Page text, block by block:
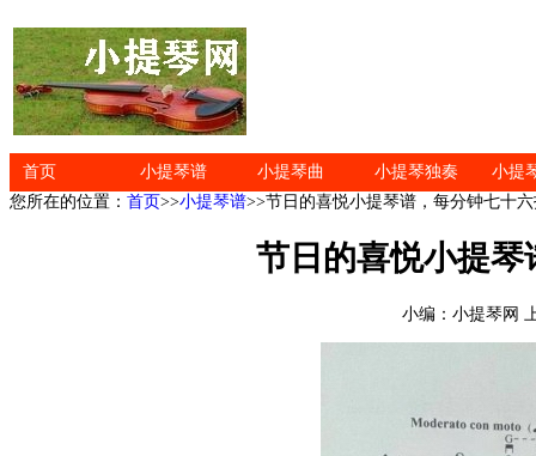
首页 小提琴谱 小提琴曲 小提琴独奏
小提
您所在的位置： 首页>>小提琴谱>>节日的喜悦小提琴谱，每分钟七十
节日的喜悦小提
小编：小提琴网